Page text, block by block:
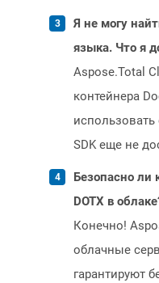
Я не могу
языка. Что я
Aspose.Total
контейнера
использовать
SDK еще не
Безопасно ли
DOTX в
Конечно!
облачные
гарантируют